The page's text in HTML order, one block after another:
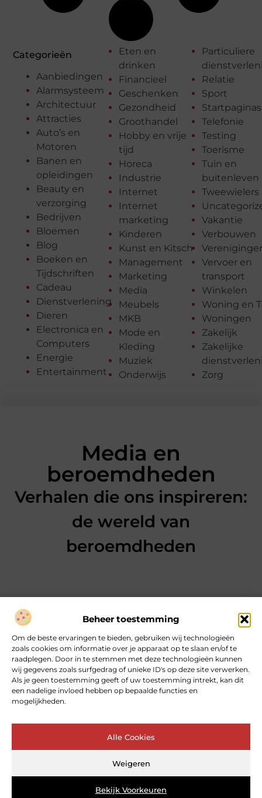
Beheer toestemming
Om de beste ervaringen te bieden, gebruiken wij technologieën
zoals cookies om informatie over je apparaat op te slaan en/of te
raadplegen. Door in te stemmen met deze technologieën kunnen
wij gegevens zoals surfgedrag of unieke ID's op deze site verwerken.
Als je geen toestemming geeft of uw toestemming intrekt, kan dit
een nadelige invloed hebben op bepaalde functies en
mogelijkheden.
Alle Cookies
Weigeren
Bekijk Voorkeuren
Categorieën
Aanbiedingen
Alarmsysteem
Architectuur
Attracties
Auto’s en
Motoren
Banen en
opleidingen
Beauty en
verzorging
Bedrijven
Bloemen
Blog
Boeken en
Tijdschriften
Cadeau
Dienstverlening
Dieren
Electronica en
Computers
Energie
Entertainment
Eten en
drinken
Financieel
Geschenken
Gezondheid
Groothandel
Hobby en vrije
tijd
Horeca
Industrie
Internet
Internet
marketing
Kinderen
Kunst en Kitsch
Management
Marketing
Media
Meubels
MKB
Mode en
Kleding
Muziek
Onderwijs
Particuliere
Relatie
Sport
Startpaginas
Telefonie
Testing
Toerisme
Tuin en
buitenleven
Tweewielers
Vakantie
Verbouwen
Vervoer en
transport
Winkelen
Woning en
Woningen
Zakelijk
Zakelijke
Zorg
Media en
beroemdheden
Verhalen die ons inspireren:
de wereld van
beroemdheden
Over heartcoaching
Jouw gids voor inspiratie en tips uit het dagelijks leven.
Ontdek een brede verzameling blogs en artikelen die je helpen
om het meeste uit elke dag te halen, met praktische adviezen
en verrassende inzichten.
Bericht categorie
Main Links